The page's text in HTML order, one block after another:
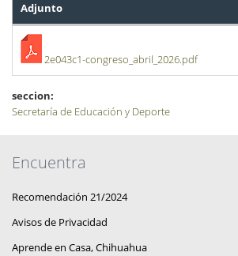
Adjunto
2e043c1-congreso_abril_2026.pdf
seccion:
Secretaría de Educación y Deporte
Encuentra
Recomendación 21/2024
Avisos de Privacidad
Aprende en Casa, Chihuahua